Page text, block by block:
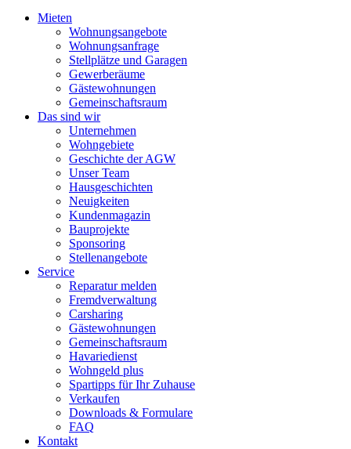
Mieten
Wohnungsangebote
Wohnungsanfrage
Stellplätze und Garagen
Gewerberäume
Gästewohnungen
Gemeinschaftsraum
Das sind wir
Unternehmen
Wohngebiete
Geschichte der AGW
Unser Team
Hausgeschichten
Neuigkeiten
Kundenmagazin
Bauprojekte
Sponsoring
Stellenangebote
Service
Reparatur melden
Fremdverwaltung
Carsharing
Gästewohnungen
Gemeinschaftsraum
Havariedienst
Wohngeld plus
Spartipps für Ihr Zuhause
Verkaufen
Downloads & Formulare
FAQ
Kontakt